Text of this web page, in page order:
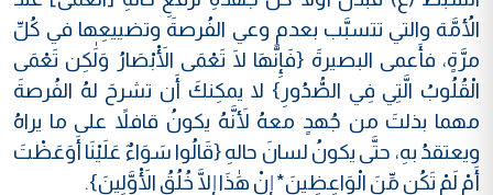
الأُمَّة والتي تتسبَّب بعدمِ وعي الفُرصةَ وتضييعِها في كُلِّ
مرَّةٍ، فأَعمى البصيرةَ {فَإِنَّهَا لَا تَعْمَى الْأَبْصَارُ وَلَٰكِن تَعْمَى
الْقُلُوبُ الَّتِي فِي الصُّدُورِ} لا يمكِنكَ أَن تشرحَ لهُ الفُرصةَ
مهما بذلتَ من جُهدٍ معهُ لأَنَّهُ يكونُ قافلاً على ما يراهُ
ويعتقدُ بهِ، حتَّى يكونُ لسانَ حالهِ {قَالُوا سَوَاءٌ عَلَيْنَا أَوَعَظْتَ
أَمْ لَمْ تَكُن مِّنَ الْوَاعِظِينَ* إِنْ هَٰذَا إِلَّا خُلُقُ الْأَوَّلِينَ}.